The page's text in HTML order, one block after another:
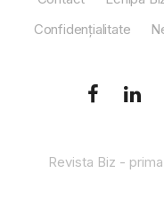
Confidențialitate
Revista Biz -